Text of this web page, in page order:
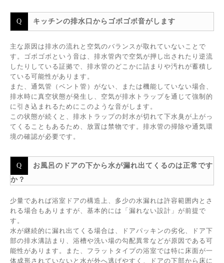
キッチンの排水口からゴボゴボ音がします
主な原因は排水の流れと空気のバランスが取れていないことで
す。ゴボゴボという音は、排水管内で空気が押し出されたり逆流
したりしている証拠で、排水管のどこかに詰まりや汚れが蓄積し
ている可能性があります。
また、通気管（ベント管）がない、または機能していない場合、
排水時に真空状態が発生し、空気が排水トラップを通じて強制的
に引き込まれるためにこのような音がします。
この状態が続くと、排水トラップの封水が切れて下水臭が上がっ
てくることもあるため、放置は禁物です。排水管の掃除や通気環
境の確認が必要です。
お風呂のドアの下から水が漏れ出てくるのは正常です
か？
少量であれば浴室ドアの構造上、多少の水漏れは許容範囲内とさ
れる場合もありますが、基本的には「漏れない設計」が前提で
す。
水が継続的に漏れ出てくる場合は、ドアパッキンの劣化、ドア下
部の排水溝詰まり、浴槽や洗い場の勾配異常などが原因である可
能性があります。また、フラットタイプの浴室では特に床面が一
体成形されていないと水が外へ逃げやすく、ドアの下部から床に